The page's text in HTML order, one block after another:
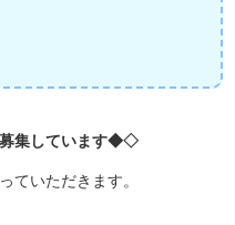
集しています◆◇
ていただきます。